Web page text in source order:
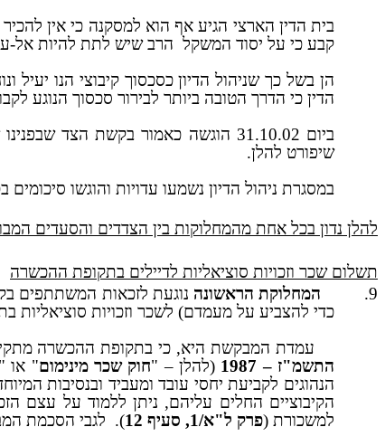
בית הדין הארצי הגיע אף הוא למסקנה כי אין
קבע כי על יסוד המשקל הרב שיש לתת להיות אל-
הן בשל כך שניהול הדיון כסכסוך קיבוצי הנו
הדין כי הדרך הטובה ביותר לבירור סכסוך הנוגע
ביום 31.10.02 הוגשה כאמור בקשת
שיפורט להלן.
במסגרת ניהול הדיון נשמעו עדויות והוגשו
להלן נדון בכל אחת מהמחלוקות בין הצדדים והסעדים
תשלום שכר וזכויות סוציאליות לדיילים בתקופת ההכשרה
9.
המחלוקת הראשונה נוגעת לזכאות המשתתפים
כדי להצביע על מעמדם) לשכר וזכויות
עמדת המבקשת היא, כי בתקופת ההכשרה
התשמ"ז – 1987
(להלן – "חוק שכר מינימום" או "
הנהוגים לקביעת יחסי עובד ומעביד ובנסיבות
הקיבוציים החלים עליהם, ניתן ללמוד על עצם
למשכורת (פרק ל"א/1, סעיף 12 ). לגבי הסכמת